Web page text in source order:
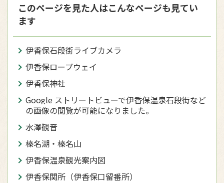
このページを見た人はこんなページも見てい
ます
伊香保石段街ライブカメラ
伊香保ロープウェイ
伊香保神社
Google ストリートビューで伊香保温泉石段街など
の画像の閲覧が可能になりました。
水澤観音
榛名湖・榛名山
伊香保温泉観光案内図
伊香保関所（伊香保口留番所）